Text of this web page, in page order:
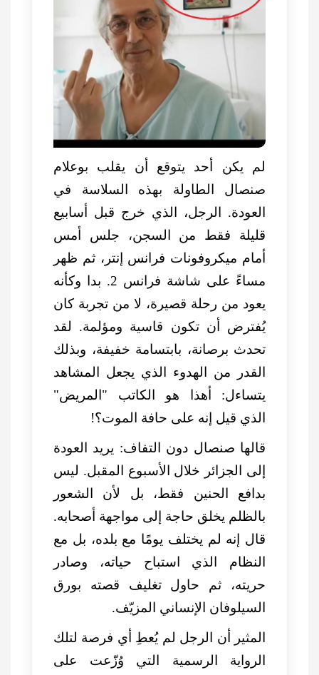
لم يكن أحد يتوقع أن يقلب بوعلام
صنصال الطاولة بهذه السلاسة في
العودة. الرجل، الذي خرج قبل أسابيع
قليلة فقط من السجن، جلس أمس
أمام ميكروفونات فرانس إنتر، ثم ظهر
مساءً على شاشة فرانس 2. بدا وكأنه
يعود من رحلة قصيرة، لا من تجربة كان
يُفترض أن تكون قاسية ومؤلمة. لقد
تحدث برصانة، بابتسامة خفيفة، وبذلك
القدر من الهدوء الذي يجعل المشاهد
يتساءل: أهذا هو الكاتب "المريض"
الذي قيل إنه على حافة الموت؟!
قالها صنصال دون التفاف: يريد العودة
إلى الجزائر خلال الأسبوع المقبل. ليس
بدافع الحنين فقط، بل لأن الشعور
بالظلم يخلق حاجة إلى مواجهة أصحابه.
قال إنه لم يختلف يومًا مع بلده، بل مع
النظام الذي استباح حياته، وصادر
حريته، ثم حاول تغليف قصته بورق
السيلوفان الإنساني المزيّف.
المثير أن الرجل لم يُعطِ أي فرصة لتلك
الرواية الرسمية التي وُزّعت على